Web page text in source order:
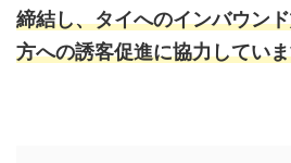
締結し、タイへのインバウン
方への誘客促進に協力してい